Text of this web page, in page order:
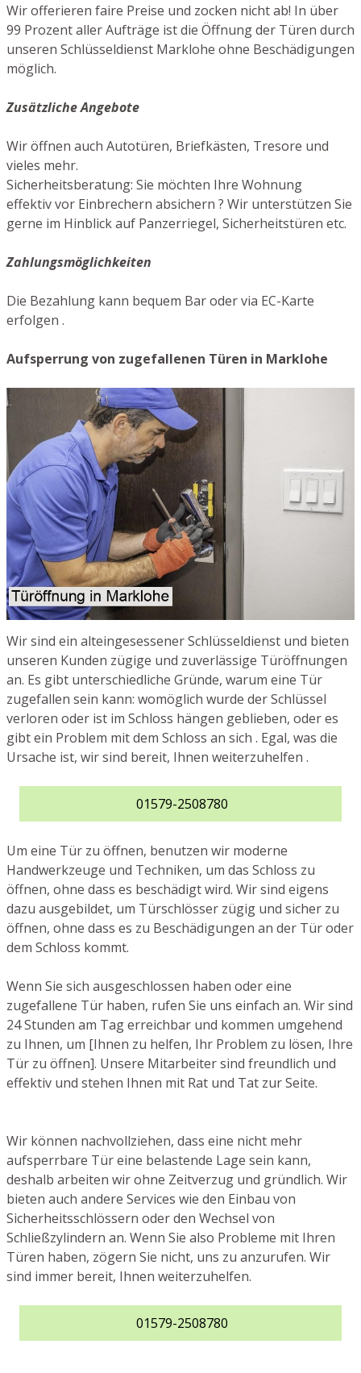
Wir offerieren faire Preise und zocken nicht ab! In über
99 Prozent aller Aufträge ist die Öffnung der Türen durch
unseren Schlüsseldienst Marklohe ohne Beschädigungen
möglich.
Zusätzliche Angebote
Wir öffnen auch Autotüren, Briefkästen, Tresore und
vieles mehr.
Sicherheitsberatung: Sie möchten Ihre Wohnung
effektiv vor Einbrechern absichern ? Wir unterstützen Sie
gerne im Hinblick auf Panzerriegel, Sicherheitstüren etc.
Zahlungsmöglichkeiten
Die Bezahlung kann bequem Bar oder via EC-Karte
erfolgen .
Aufsperrung von zugefallenen Türen in Marklohe
Wir sind ein alteingesessener Schlüsseldienst und bieten
unseren Kunden zügige und zuverlässige Türöffnungen
an. Es gibt unterschiedliche Gründe, warum eine Tür
zugefallen sein kann: womöglich wurde der Schlüssel
verloren oder ist im Schloss hängen geblieben, oder es
gibt ein Problem mit dem Schloss an sich . Egal, was die
Ursache ist, wir sind bereit, Ihnen weiterzuhelfen .
01579-2508780
Um eine Tür zu öffnen, benutzen wir moderne
Handwerkzeuge und Techniken, um das Schloss zu
öffnen, ohne dass es beschädigt wird. Wir sind eigens
dazu ausgebildet, um Türschlösser zügig und sicher zu
öffnen, ohne dass es zu Beschädigungen an der Tür oder
dem Schloss kommt.
Wenn Sie sich ausgeschlossen haben oder eine
zugefallene Tür haben, rufen Sie uns einfach an. Wir sind
24 Stunden am Tag erreichbar und kommen umgehend
zu Ihnen, um [Ihnen zu helfen, Ihr Problem zu lösen, Ihre
Tür zu öffnen]. Unsere Mitarbeiter sind freundlich und
effektiv und stehen Ihnen mit Rat und Tat zur Seite.
Wir können nachvollziehen, dass eine nicht mehr
aufsperrbare Tür eine belastende Lage sein kann,
deshalb arbeiten wir ohne Zeitverzug und gründlich. Wir
bieten auch andere Services wie den Einbau von
Sicherheitsschlössern oder den Wechsel von
Schließzylindern an. Wenn Sie also Probleme mit Ihren
Türen haben, zögern Sie nicht, uns zu anzurufen. Wir
sind immer bereit, Ihnen weiterzuhelfen.
01579-2508780